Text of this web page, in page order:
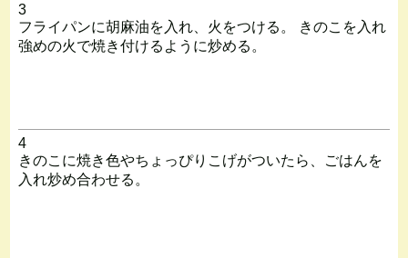
3
フライパンに胡麻油を入れ、火をつける。 きのこを入れ
強めの火で焼き付けるように炒める。
4
きのこに焼き色やちょっぴりこげがついたら、ごはんを
入れ炒め合わせる。